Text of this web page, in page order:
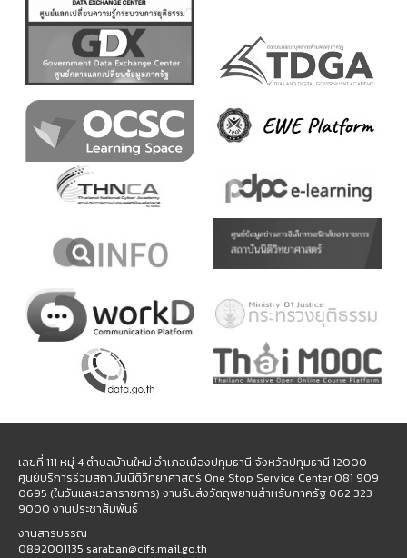
เลขที่ 111 หมู่ 4 ตำบลบ้านใหม่ อำเภอเมืองปทุมธานี จังหวัดปทุมธานี 12000
ศูนย์บริการร่วมสถาบันนิติวิทยาศาสตร์ One Stop Service Center 081 909
0695 (ในวันและเวลาราชการ) งานรับส่งวัตถุพยานสำหรับภาครัฐ 062 323
9000 งานประชาสัมพันธ์
งานสารบรรณ
0892001135 saraban@cifs.mail.go.th